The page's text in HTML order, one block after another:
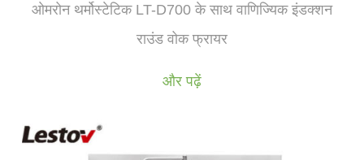
ओमरोन थर्मोस्टेटिक LT-D700 के साथ वाणिज्यिक इंडक्शन
राउंड वोक फ्रायर
और पढ़ें